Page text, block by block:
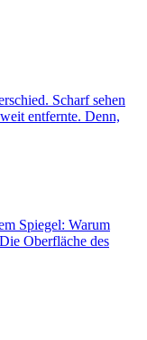
Scharf sehen
entfernte. Denn,
Spiegel: Warum
Oberfläche des